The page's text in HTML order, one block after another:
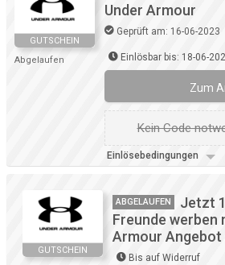
GUTSCHEIN
Abgelaufen
Under Armour
Geprüft am: 16-06-2023
Einlösbar bis: 18-06-
Zum
Kein Code
Einlösebedingungen
GUTSCHEIN
ABGELAUFEN
Jetzt
Freunde werben
Armour Angebot
Bis auf Widerruf